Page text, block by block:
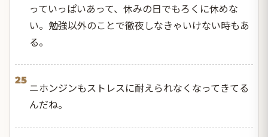
っていっぱいあって、休みの日でもろくに休めな
い。勉強以外のことで徹夜しなきゃいけない時もあ
る。
25
ニホンジンもストレスに耐えられなくなってきてる
んだね。